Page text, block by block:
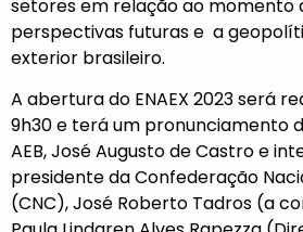
setores em relação ao momento
perspectivas futuras e a
exterior brasileiro.
A abertura do ENAEX 2023 será
9h30 e terá um pronunciamento
AEB, José Augusto de Castro e
presidente da Confederação
(CNC), José Roberto Tadros (a